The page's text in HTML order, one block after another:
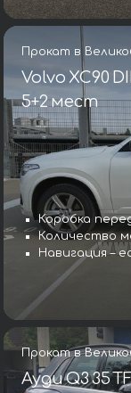
Прокат в
Volvo XC90
5+2 мест
Коробка
Количество
Навигация –
Прокат в
Ауди Q3 35